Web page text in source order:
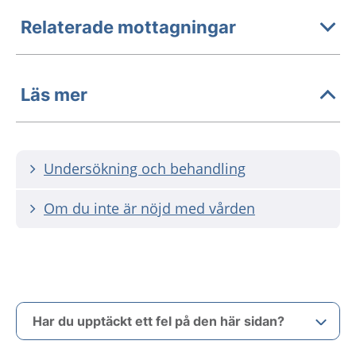
Relaterade mottagningar
Läs mer
Undersökning och behandling
Om du inte är nöjd med vården
Har du upptäckt ett fel på den här sidan?